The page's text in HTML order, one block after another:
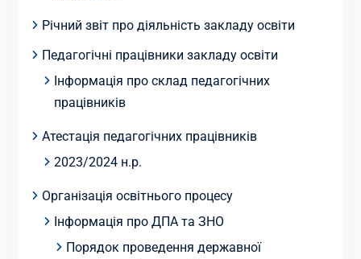
Річний звіт про діяльність закладу освіти
Педагогічні працівники закладу освіти
Інформація про склад педагогічних
працівників
Атестація педагогічних працівників
2023/2024 н.р.
Організація освітнього процесу
Інформація про ДПА та ЗНО
Порядок проведення державної